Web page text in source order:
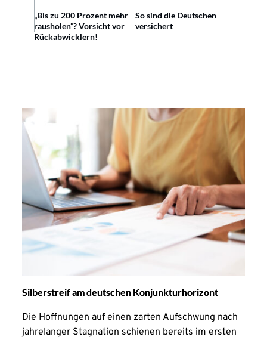
„Bis zu 200 Prozent mehr
rausholen“? Vorsicht vor
Rückabwicklern!
So sind die Deutschen
versichert
Silberstreif am deutschen Konjunkturhorizont
Die Hoffnungen auf einen zarten Aufschwung nach
jahrelanger Stagnation schienen bereits im ersten